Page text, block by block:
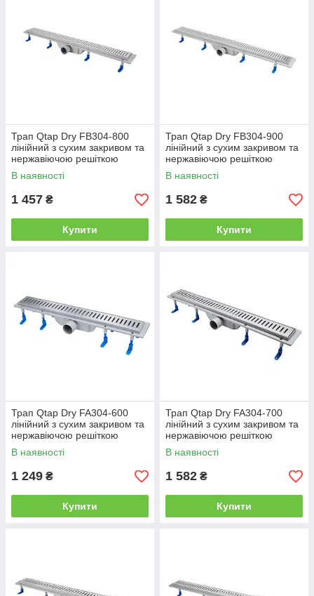
Трап Qtap Dry FB304-800
лінійний з сухим закривом та
нержавіючою решіткою
800х73
В наявності
1 457 ₴
Купити
Трап Qtap Dry FB304-900
лінійний з сухим закривом та
нержавіючою решіткою
900х73
В наявності
1 582 ₴
Купити
Трап Qtap Dry FA304-600
лінійний з сухим закривом та
нержавіючою решіткою
600х73
В наявності
1 249 ₴
Купити
Трап Qtap Dry FA304-700
лінійний з сухим закривом та
нержавіючою решіткою
700х73
В наявності
1 582 ₴
Купити